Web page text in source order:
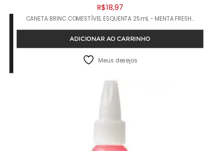
R$18,97
CANETA BRINC COMESTÍVEL ESQUENTA 25mL - MENTA FRESH…
ADICIONAR AO CARRINHO
Meus desejos